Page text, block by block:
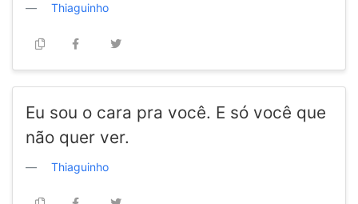
Thiaguinho
Eu sou o cara pra você. E só você que
não quer ver.
Thiaguinho